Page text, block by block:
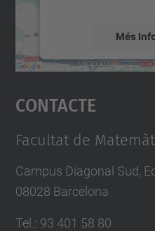
Més
powered by
Contacte
Facultat de
Campus Diagonal Sud,
08028 Barcelona
Tel. : 93 401 58 80